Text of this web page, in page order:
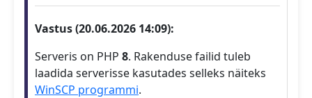
Vastus (20.06.2026 14:09):
Serveris on PHP 8. Rakenduse failid tuleb
laadida serverisse kasutades selleks näiteks
WinSCP programmi.